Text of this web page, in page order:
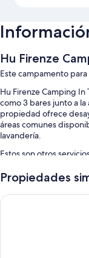
Hu Firenze
Este campamento para
Hu Firenze Camping
como 3 bares junto a
propiedad ofrece
áreas comunes
lavandería.
Estos son otros
Alberca al aire
Desayuno buffet
Propiedades
B&B Hotel Firenze